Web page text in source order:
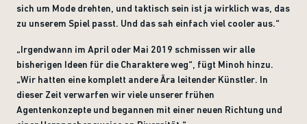
sich um Mode drehten, und taktisch sein ist ja wirklich was, das
zu unserem Spiel passt. Und das sah einfach viel cooler aus.“
„Irgendwann im April oder Mai 2019 schmissen wir alle
bisherigen Ideen für die Charaktere weg“, fügt Minoh hinzu.
„Wir hatten eine komplett andere Ära leitender Künstler. In
dieser Zeit verwarfen wir viele unserer frühen
Agentenkonzepte und begannen mit einer neuen Richtung und